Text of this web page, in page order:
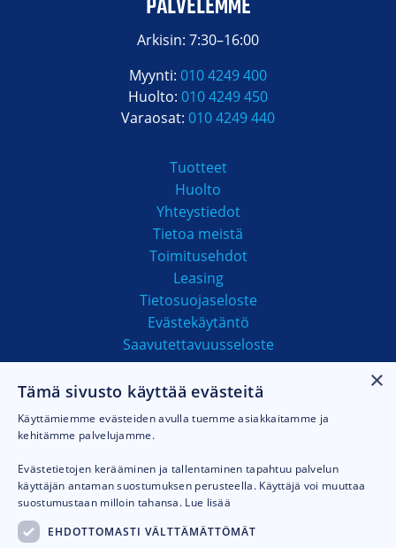
Arkisin: 7:30–16:00
Myynti: 010 4249 400
Huolto: 010 4249 450
Varaosat: 010 4249 440
Tuotteet
Huolto
Yhteystiedot
Tietoa meistä
Toimitusehdot
Leasing
Tietosuojaseloste
Evästekäytäntö
Saavutettavuusseloste
MAKSUTAVAT
×
Tämä sivusto käyttää evästeitä
Käyttämiemme evästeiden avulla tuemme asiakkaitamme ja
kehitämme palvelujamme.
Evästetietojen kerääminen ja tallentaminen tapahtuu palvelun
käyttäjän antaman suostumuksen perusteella. Käyttäjä voi muuttaa
suostumustaan milloin tahansa. Lue lisää
EHDOTTOMASTI VÄLTTÄMÄTTÖMÄT